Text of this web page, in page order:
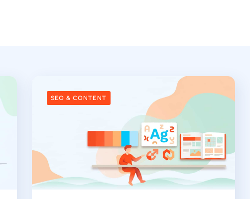
SEO & CONTENT